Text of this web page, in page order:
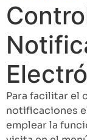
Para facilitar el
notificaciones
emplear la